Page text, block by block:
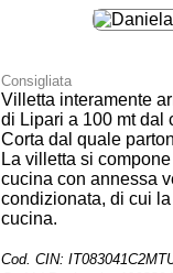
Consigliata
Villetta interamente
di Lipari a 100 mt dal
Corta dal quale
La villetta si
cucina con annessa
condizionata, di cui
cucina.
Cod. CIN: